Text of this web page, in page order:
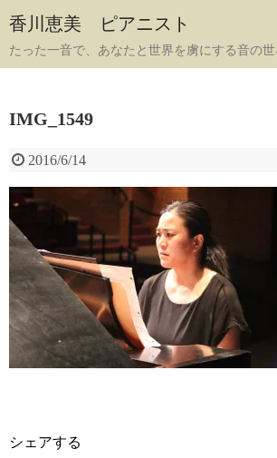
香川恵美 ピアニスト
たった一音で、あなたと世界を虜にする音の世
IMG_1549
2016/6/14
シェアする